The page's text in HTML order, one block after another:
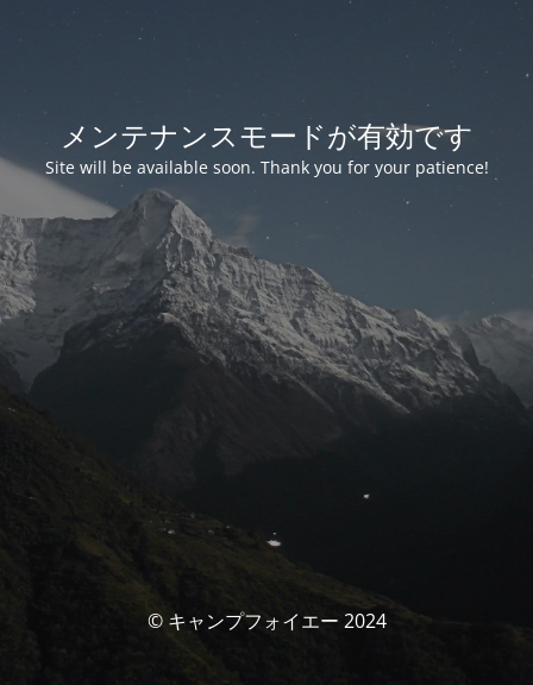
メンテナンスモードが有効です
Site will be available soon. Thank you for your patience!
© キャンプフォイエー 2024